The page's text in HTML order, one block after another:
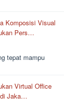
Komposisi Visual
Pers…
tepat mampu
Virtual Office
Jaka…